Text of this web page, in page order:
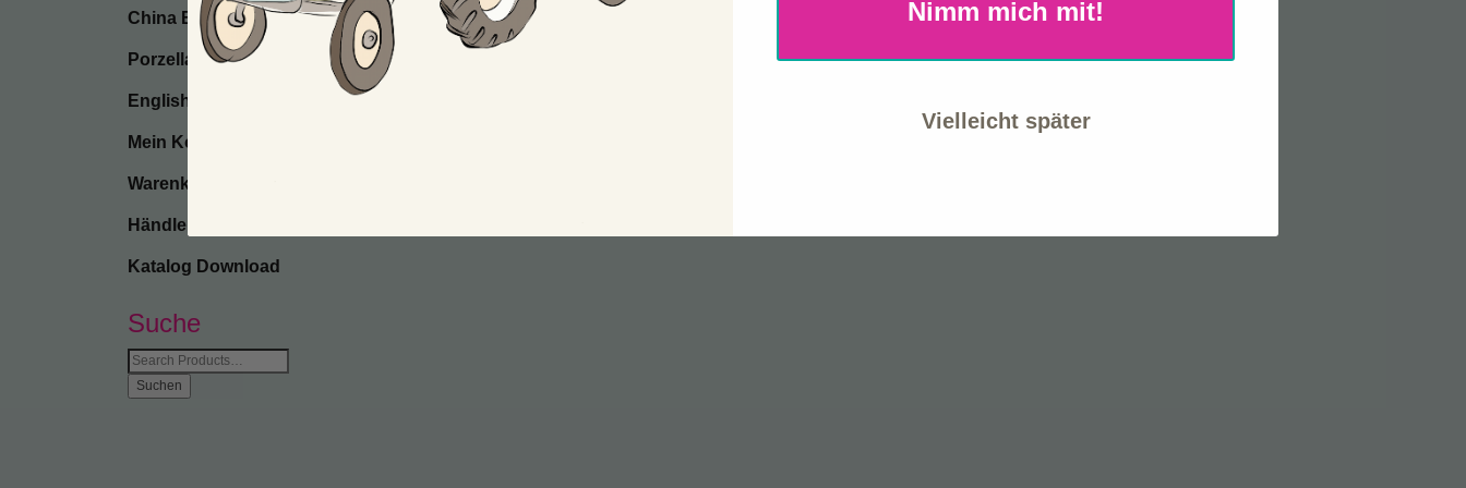
China Bone
Porzellan
English
Mein Konto
Warenkorb
Händler-Anmeldung
Katalog Download
Suche
Suche
nach:
Nimm mich mit!
Vielleicht später